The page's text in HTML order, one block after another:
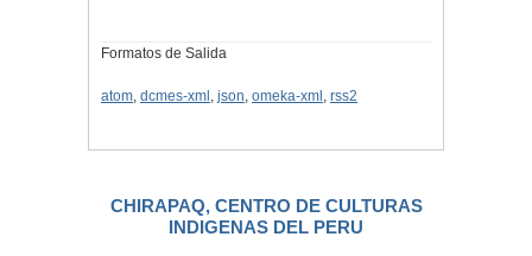
Formatos de Salida
atom, dcmes-xml , json, omeka-xml , rss2
CHIRAPAQ, CENTRO DE CULTURAS
INDIGENAS DEL PERU